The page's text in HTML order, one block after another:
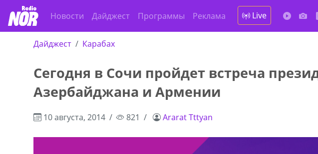
Новости Дайджест Программы Реклама Live
Дайджест Карабах
Сегодня в Сочи пройдет встреча
Азербайджана и Армении
10 августа, 2014 821 Ararat Tttyan